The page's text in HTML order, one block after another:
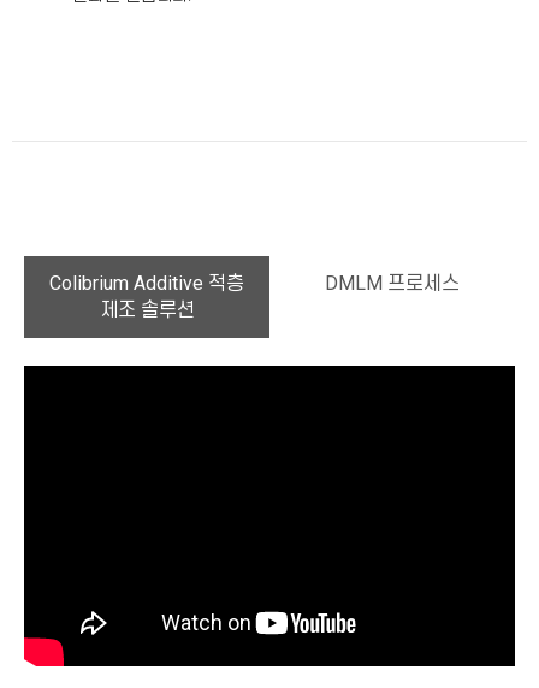
Colibrium Additive 적층
제조 솔루션
DMLM 프로세스